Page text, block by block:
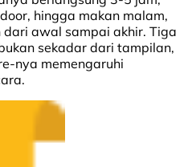
hingga makan malam,
awal sampai akhir. Tiga
sekadar dari tampilan,
nya memengaruhi